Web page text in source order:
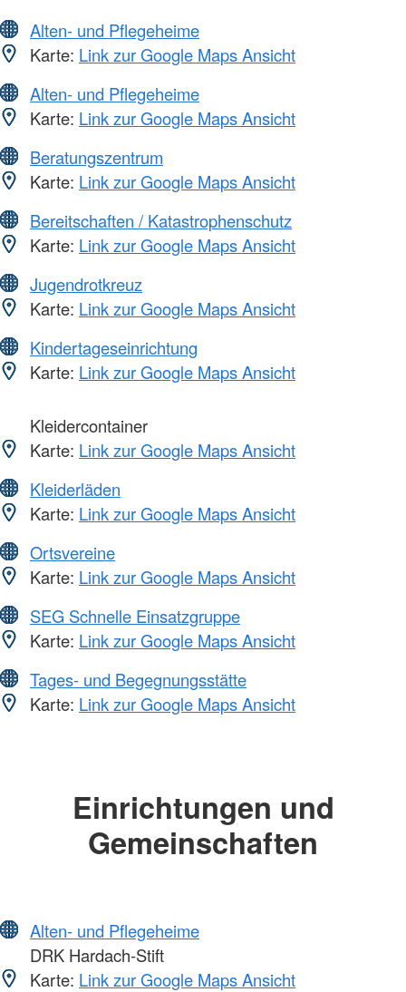
Alten- und Pflegeheime
Karte: Link zur Google Maps Ansicht
Alten- und Pflegeheime
Karte: Link zur Google Maps Ansicht
Beratungszentrum
Karte: Link zur Google Maps Ansicht
Bereitschaften / Katastrophenschutz
Karte: Link zur Google Maps Ansicht
Jugendrotkreuz
Karte: Link zur Google Maps Ansicht
Kindertageseinrichtung
Karte: Link zur Google Maps Ansicht
Kleidercontainer
Karte: Link zur Google Maps Ansicht
Kleiderläden
Karte: Link zur Google Maps Ansicht
Ortsvereine
Karte: Link zur Google Maps Ansicht
SEG Schnelle Einsatzgruppe
Karte: Link zur Google Maps Ansicht
Tages- und Begegnungsstätte
Karte: Link zur Google Maps Ansicht
Einrichtungen und
Gemeinschaften
Alten- und Pflegeheime
DRK Hardach-Stift
Karte: Link zur Google Maps Ansicht